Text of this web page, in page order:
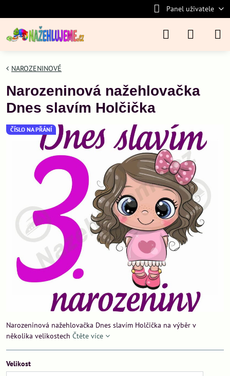
Panel uživatele
ČÍSLO NA PŘÁNÍ
NAROZENINOVÉ
Narozeninová nažehlovačka
Dnes slavím Holčička
Narozeninová nažehlovačka Dnes slavím Holčička na výběr v
několika velikostech Čtěte více
Velikost